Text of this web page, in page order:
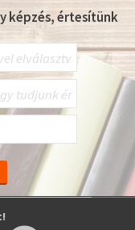
képzés, értesítünk